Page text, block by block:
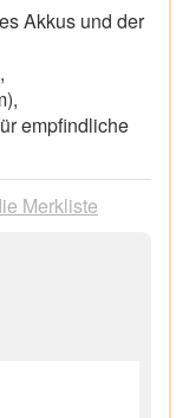
Akkus und der
empfindliche
Merkliste